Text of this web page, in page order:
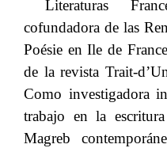
Literaturas​​ F
cofundadora de las
Poésie en Ile de
de la revista Trait-
Como investigadora
trabajo en la
Magreb